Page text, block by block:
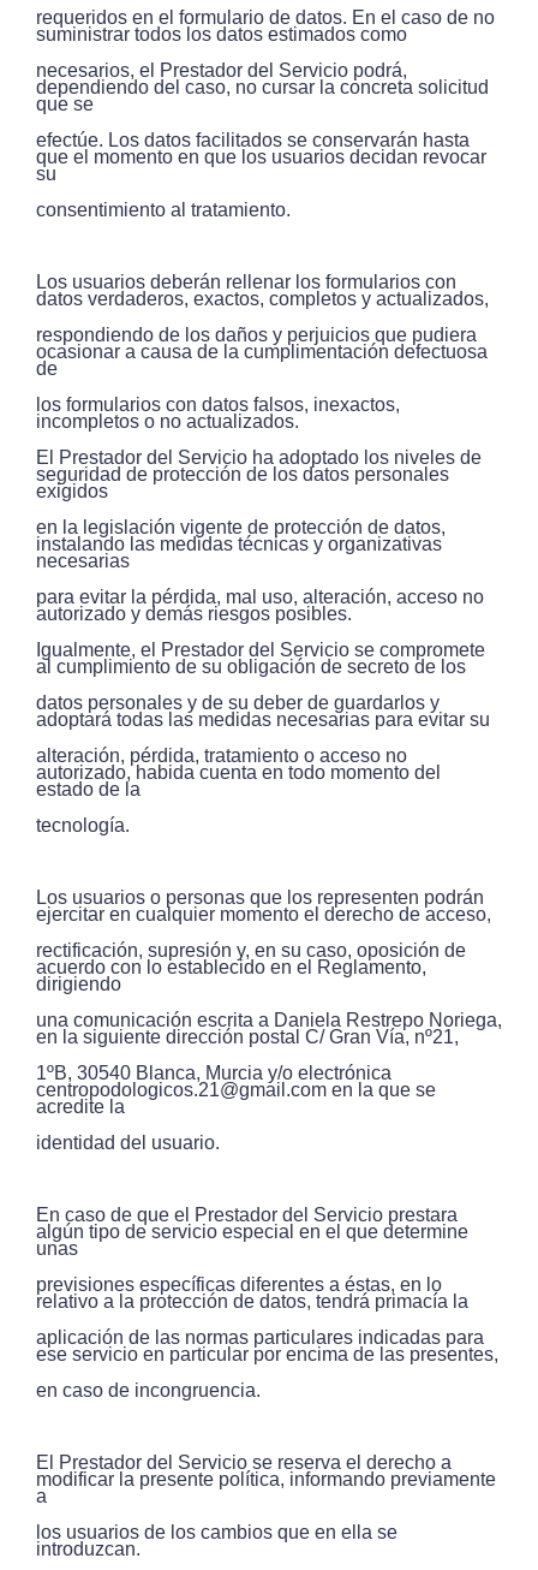
requeridos en el formulario de datos. En el caso de no
suministrar todos los datos estimados como
necesarios, el Prestador del Servicio podrá,
dependiendo del caso, no cursar la concreta solicitud
que se
efectúe. Los datos facilitados se conservarán hasta
que el momento en que los usuarios decidan revocar
su
consentimiento al tratamiento.
Los usuarios deberán rellenar los formularios con
datos verdaderos, exactos, completos y actualizados,
respondiendo de los daños y perjuicios que pudiera
ocasionar a causa de la cumplimentación defectuosa
de
los formularios con datos falsos, inexactos,
incompletos o no actualizados.
El Prestador del Servicio ha adoptado los niveles de
seguridad de protección de los datos personales
exigidos
en la legislación vigente de protección de datos,
instalando las medidas técnicas y organizativas
necesarias
para evitar la pérdida, mal uso, alteración, acceso no
autorizado y demás riesgos posibles.
Igualmente, el Prestador del Servicio se compromete
al cumplimiento de su obligación de secreto de los
datos personales y de su deber de guardarlos y
adoptará todas las medidas necesarias para evitar su
alteración, pérdida, tratamiento o acceso no
autorizado, habida cuenta en todo momento del
estado de la
tecnología.
Los usuarios o personas que los representen podrán
ejercitar en cualquier momento el derecho de acceso,
rectificación, supresión y, en su caso, oposición de
acuerdo con lo establecido en el Reglamento,
dirigiendo
una comunicación escrita a Daniela Restrepo Noriega,
en la siguiente dirección postal C/ Gran Vía, nº21,
1ºB, 30540 Blanca, Murcia y/o electrónica
centropodologicos.21@gmail.com en la que se
acredite la
identidad del usuario.
En caso de que el Prestador del Servicio prestara
algún tipo de servicio especial en el que determine
unas
previsiones específicas diferentes a éstas, en lo
relativo a la protección de datos, tendrá primacía la
aplicación de las normas particulares indicadas para
ese servicio en particular por encima de las presentes,
en caso de incongruencia.
El Prestador del Servicio se reserva el derecho a
modificar la presente política, informando previamente
a
los usuarios de los cambios que en ella se
introduzcan.